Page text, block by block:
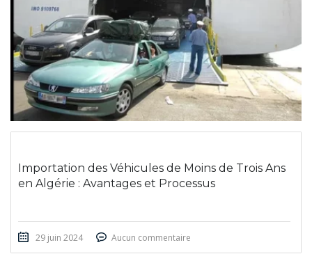
Importation des Véhicules de Moins de Trois Ans
en Algérie : Avantages et Processus
29 juin 2024 Aucun commentaire